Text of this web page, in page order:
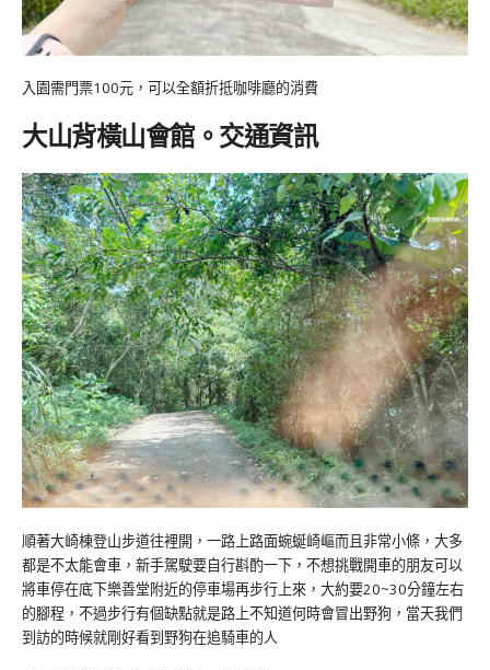
入園需門票100元，可以全額折抵咖啡廳的消費
大山背橫山會館。交通資訊
順著大崎棟登山步道往裡開，一路上路面蜿蜒崎嶇而且非常小條，大多
都是不太能會車，新手駕駛要自行斟酌一下，不想挑戰開車的朋友可以
將車停在底下樂善堂附近的停車場再步行上來，大約要20~30分鐘左右
的腳程，不過步行有個缺點就是路上不知道何時會冒出野狗，當天我們
到訪的時候就剛好看到野狗在追騎車的人